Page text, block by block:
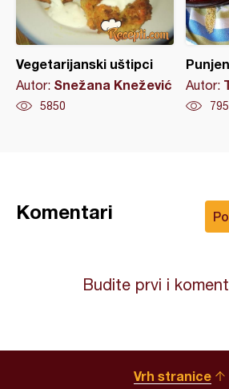
Vegetarijanski uštipci
Autor: Snežana Knežević
5850
Autor:
Komentari
Budite prvi i
Vrh stranice